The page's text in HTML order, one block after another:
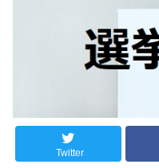
Twitter